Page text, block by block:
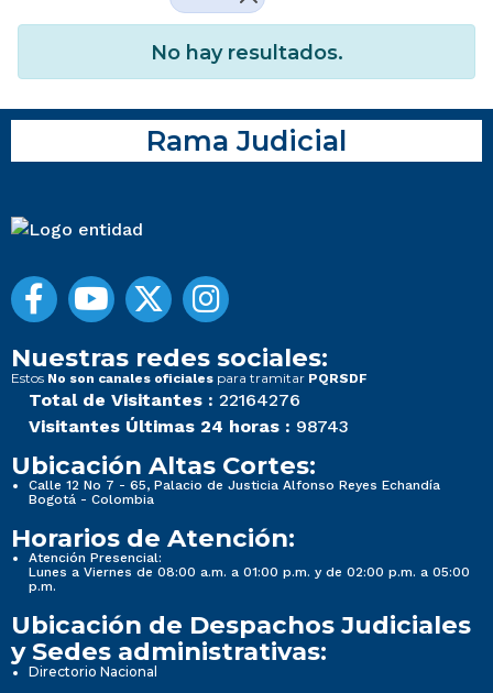
No hay resultados.
Rama Judicial
Nuestras redes sociales:
Estos No son canales oficiales para tramitar PQRSDF
Total de Visitantes : 22164276
Visitantes Últimas 24 horas : 98743
Ubicación Altas Cortes:
Calle 12 No 7 - 65, Palacio de Justicia Alfonso Reyes Echandía
Bogotá - Colombia
Horarios de Atención:
Atención Presencial:
Lunes a Viernes de 08:00 a.m. a 01:00 p.m. y de 02:00 p.m. a 05:00
p.m.
Ubicación de Despachos Judiciales
y Sedes administrativas:
Directorio Nacional